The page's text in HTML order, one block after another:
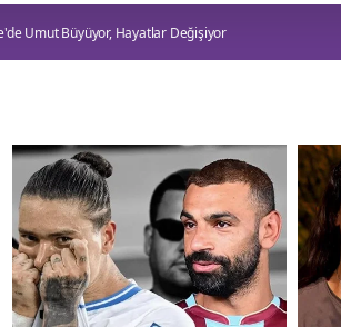
Umut Büyüyor, Hayatlar Değişiyor